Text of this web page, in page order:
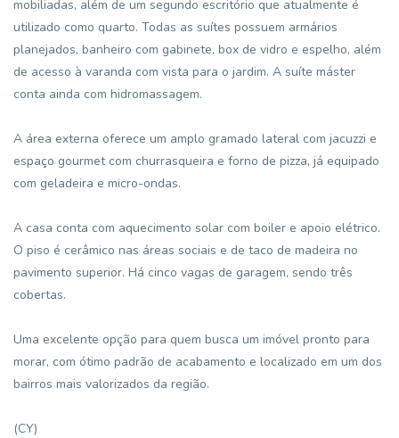
mobiliadas, além de um segundo escritório que atualmente é
utilizado como quarto. Todas as suítes possuem armários
planejados, banheiro com gabinete, box de vidro e espelho, além
de acesso à varanda com vista para o jardim. A suíte máster
conta ainda com hidromassagem.
A área externa oferece um amplo gramado lateral com jacuzzi e
espaço gourmet com churrasqueira e forno de pizza, já equipado
com geladeira e micro-ondas.
A casa conta com aquecimento solar com boiler e apoio elétrico.
O piso é cerâmico nas áreas sociais e de taco de madeira no
pavimento superior. Há cinco vagas de garagem, sendo três
cobertas.
Uma excelente opção para quem busca um imóvel pronto para
morar, com ótimo padrão de acabamento e localizado em um dos
bairros mais valorizados da região.
(CY)